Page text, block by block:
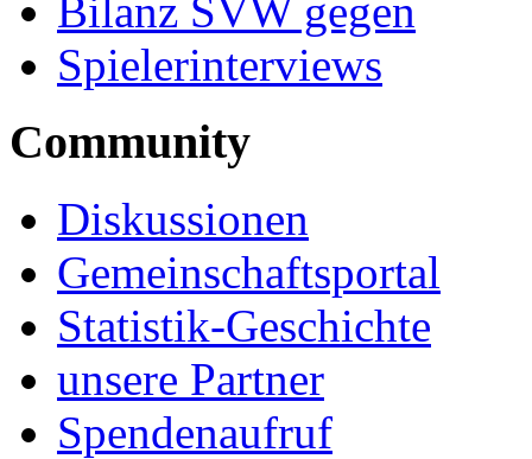
Bilanz SVW gegen
Spielerinterviews
Community
Diskussionen
Gemeinschaftsportal
Statistik-Geschichte
unsere Partner
Spendenaufruf